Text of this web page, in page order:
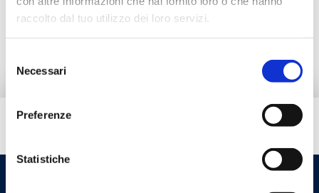
raccolto dal tuo utilizzo dei loro servizi.
delNecessari
Preferenze
Statistiche